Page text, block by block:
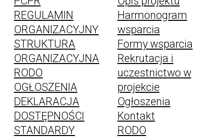
REGULAMIN
ORGANIZACYJNY
STRUKTURA
ORGANIZACYJNA
RODO
OGŁOSZENIA
DEKLARACJA
DOSTĘPNOŚCI
STANDARDY
Harmonogram
wsparcia
Formy wsparcia
Rekrutacja i
uczestnictwo w
projekcie
Ogłoszenia
Kontakt
RODO